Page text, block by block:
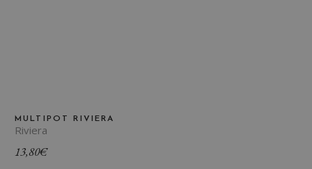
MULTIPOT RIVIERA
Riviera
13,80€